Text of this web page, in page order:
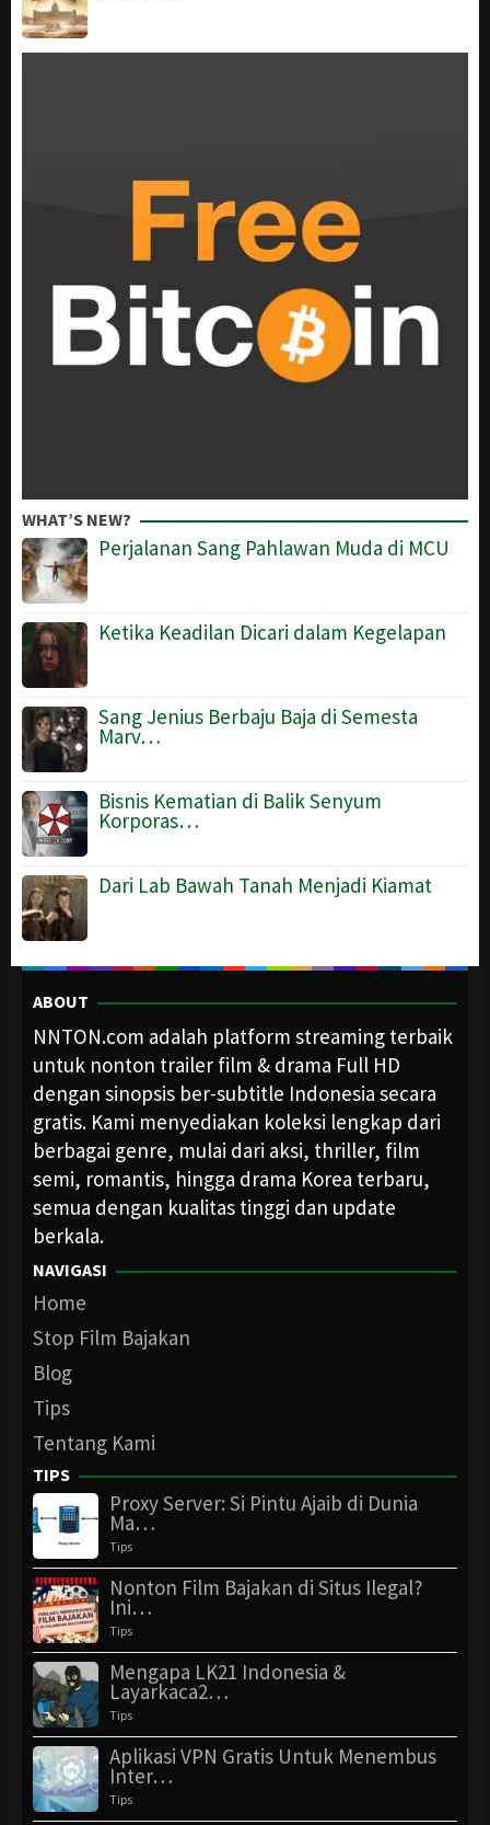
WHAT’S NEW?
Perjalanan Sang Pahlawan Muda di MCU
Ketika Keadilan Dicari dalam Kegelapan
Sang Jenius Berbaju Baja di Semesta
Marv…
Bisnis Kematian di Balik Senyum
Korporas…
Dari Lab Bawah Tanah Menjadi Kiamat
ABOUT
NNTON.com adalah platform streaming terbaik
untuk nonton trailer film & drama Full HD
dengan sinopsis ber-subtitle Indonesia secara
gratis. Kami menyediakan koleksi lengkap dari
berbagai genre, mulai dari aksi, thriller, film
semi, romantis, hingga drama Korea terbaru,
semua dengan kualitas tinggi dan update
berkala.
NAVIGASI
Home
Stop Film Bajakan
Blog
Tips
Tentang Kami
TIPS
Proxy Server: Si Pintu Ajaib di Dunia
Ma…
Tips
Nonton Film Bajakan di Situs Ilegal?
Ini…
Tips
Mengapa LK21 Indonesia &
Layarkaca2…
Tips
Aplikasi VPN Gratis Untuk Menembus
Inter…
Tips